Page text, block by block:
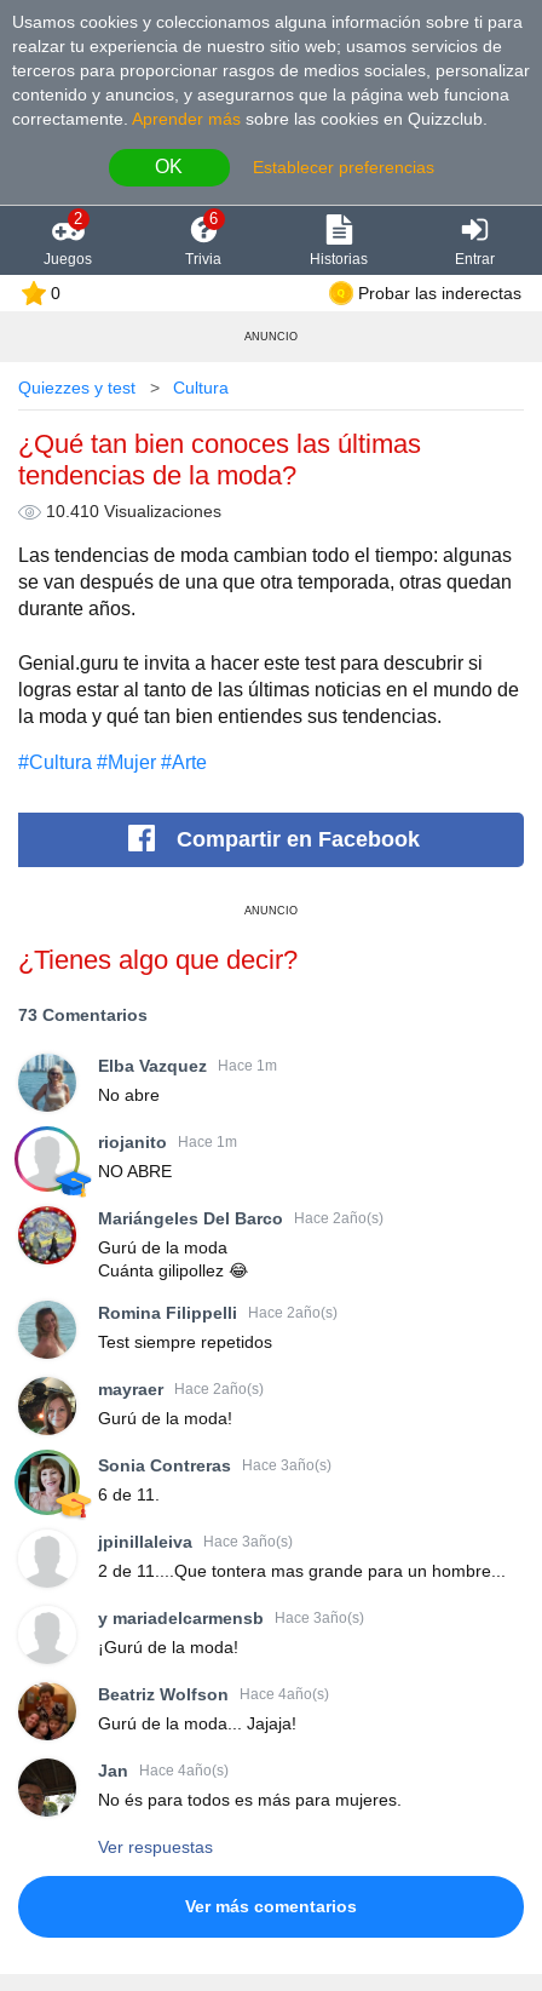
Usamos cookies y coleccionamos alguna información sobre ti para
realzar tu experiencia de nuestro sitio web; usamos servicios de
terceros para proporcionar rasgos de medios sociales, personalizar
contenido y anuncios, y asegurarnos que la página web funciona
correctamente. Aprender más sobre las cookies en Quizzclub.
OK Establecer preferencias
2
Juegos
6
Trivia Historias Entrar
0 Probar las inderectas
ANUNCIO
Quiezzes y test Cultura
¿Qué tan bien conoces las últimas
tendencias de la moda?
10.410 Visualizaciones
Las tendencias de moda cambian todo el tiempo: algunas
se van después de una que otra temporada, otras quedan
durante años.
Genial.guru te invita a hacer este test para descubrir si
logras estar al tanto de las últimas noticias en el mundo de
la moda y qué tan bien entiendes sus tendencias.
#Cultura #Mujer #Arte
Compartir en Facebook
ANUNCIO
¿Tienes algo que decir?
73 Comentarios
Elba Vazquez Hace 1m
No abre
riojanito Hace 1m
NO ABRE
Mariángeles Del Barco Hace 2año(s)
Gurú de la moda
Cuánta gilipollez 😂
Romina Filippelli Hace 2año(s)
Test siempre repetidos
mayraer Hace 2año(s)
Gurú de la moda!
Sonia Contreras Hace 3año(s)
6 de 11.
jpinillaleiva Hace 3año(s)
2 de 11....Que tontera mas grande para un hombre...
y mariadelcarmensb Hace 3año(s)
¡Gurú de la moda!
Beatriz Wolfson Hace 4año(s)
Gurú de la moda... Jajaja!
Jan Hace 4año(s)
No és para todos es más para mujeres.
Ver respuestas
Ver más comentarios